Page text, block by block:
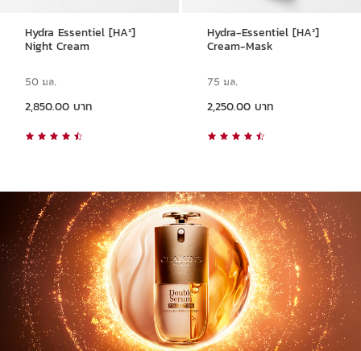
Hydra Essentiel [HA²]
Night Cream
50 มล.
2,850.00 บาท
Hydra-Essentiel [HA²]
Cream-Mask
75 มล.
2,250.00 บาท